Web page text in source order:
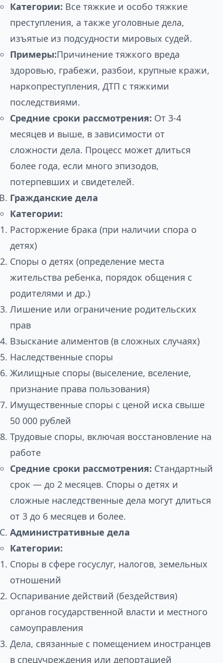
Категории: Все тяжкие и особо тяжкие
преступления, а также уголовные дела,
изъятые из подсудности мировых судей.
Примеры:Причинение тяжкого вреда
здоровью, грабежи, разбои, крупные кражи,
наркопреступления, ДТП с тяжкими
последствиями.
Средние сроки рассмотрения: От 3-4
месяцев и выше, в зависимости от
сложности дела. Процесс может длиться
более года, если много эпизодов,
потерпевших и свидетелей.
Гражданские дела
Категории:
Расторжение брака (при наличии спора о
детях)
Споры о детях (определение места
жительства ребенка, порядок общения с
родителями и др.)
Лишение или ограничение родительских
прав
Взыскание алиментов (в сложных случаях)
Наследственные споры
Жилищные споры (выселение, вселение,
признание права пользования)
Имущественные споры с ценой иска свыше
50 000 рублей
Трудовые споры, включая восстановление на
работе
Средние сроки рассмотрения: Стандартный
срок — до 2 месяцев. Споры о детях и
сложные наследственные дела могут длиться
от 3 до 6 месяцев и более.
Административные дела
Категории:
Споры в сфере госуслуг, налогов, земельных
отношений
Оспаривание действий (бездействия)
органов государственной власти и местного
самоуправления
Дела, связанные с помещением иностранцев
в спецучреждения или депортацией